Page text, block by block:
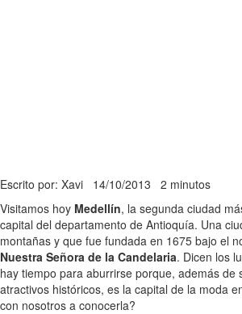
Escrito por: Xavi 14/10/2013 2 minutos
Visitamos hoy Medellín, la segunda ciudad
capital del departamento de Antioquía. Una
montañas y que fue fundada en 1675 bajo el
Nuestra Señora de la Candelaria. Dicen los
hay tiempo para aburrirse porque, además de
atractivos históricos, es la capital de la moda
con nosotros a conocerla?